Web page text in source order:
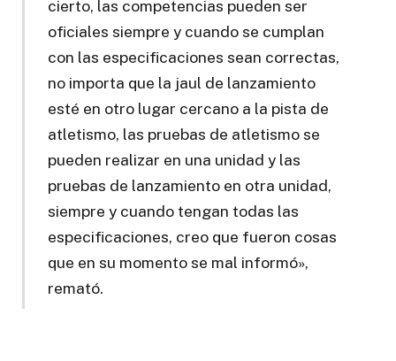
cierto, las competencias pueden ser
oficiales siempre y cuando se cumplan
con las especificaciones sean correctas,
no importa que la jaul de lanzamiento
esté en otro lugar cercano a la pista de
atletismo, las pruebas de atletismo se
pueden realizar en una unidad y las
pruebas de lanzamiento en otra unidad,
siempre y cuando tengan todas las
especificaciones, creo que fueron cosas
que en su momento se mal informó»,
remató.